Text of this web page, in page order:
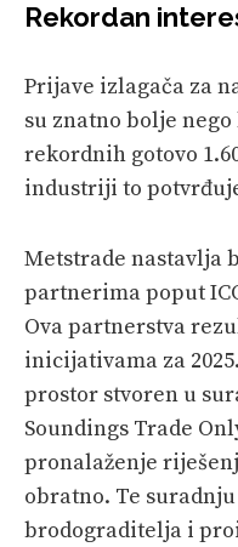
Rekordan
Prijave izlagača za
su znatno bolje
rekordnih gotovo
industriji to
Metstrade nastavlja
partnerima poput
Ova partnerstva
inicijativama za
prostor stvoren u
Soundings Trade
pronalaženje
obratno. Te
brodograditelja i